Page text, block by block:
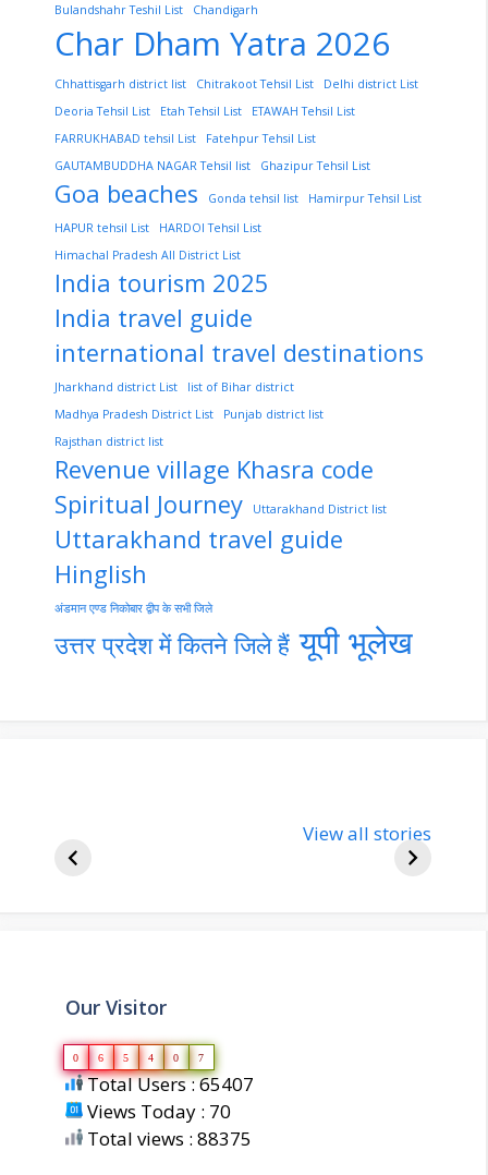
Bulandshahr Teshil List
Chandigarh
Char Dham Yatra 2026
Chhattisgarh district list Chitrakoot Tehsil List
Delhi district List
Deoria Tehsil List
Etah Tehsil List
ETAWAH Tehsil List
FARRUKHABAD tehsil List
Fatehpur Tehsil List
GAUTAMBUDDHA NAGAR Tehsil list
Ghazipur Tehsil List
Goa beaches Gonda tehsil list
Hamirpur Tehsil List
HAPUR tehsil List
HARDOI Tehsil List
Himachal Pradesh All District List
India tourism 2025
India travel guide
international travel destinations
Jharkhand district List
list of Bihar district
Madhya Pradesh District List
Punjab district list
Rajsthan district list
Revenue village Khasra code
Spiritual Journey
Uttarakhand District list
Uttarakhand travel guide
Hinglish
अंडमान एण्ड निकोबार द्वीप के सभी जिले
उत्तर प्रदेश में कितने जिले हैं यूपी भूलेख
bjp-india-
about
View all stories
Our Visitor
0 6 5 4 0 7
Total Users : 65407
Views Today : 70
Total views : 88375